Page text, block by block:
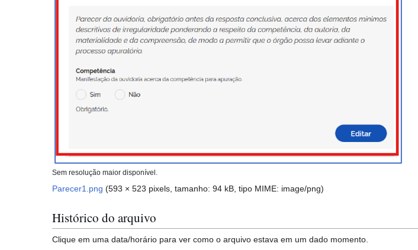
Sem resolução maior disponível.
Parecer1.png (593 × 523 pixels, tamanho: 94 kB, tipo MIME: image/png)
Histórico do arquivo
Clique em uma data/horário para ver como o arquivo estava em um dado momento.